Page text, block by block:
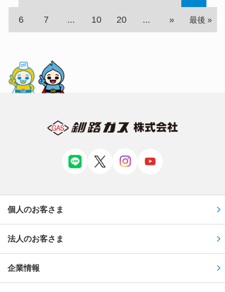
6 7 ... 10 20 ... » 最後 »
個人のお客さま
法人のお客さま
企業情報